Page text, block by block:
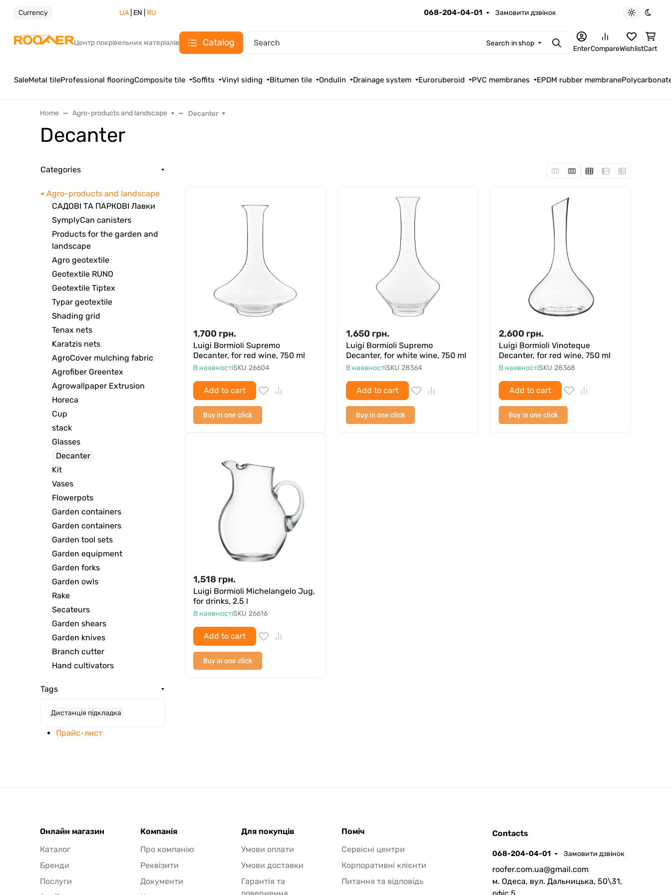
Currency UA| EN | RU 068-204-04-01 Замовити дзвінок
Light theme
Dark
Центр покрівельних матеріалів Catalog Search in shop SearchEnterCompareWishlistCart
SaleMetal tileProfessional flooringComposite tile Soffits Vinyl siding Bitumen tile Ondulin Drainage system Euroruberoid PVC membranes EPDM rubber membrane
Home Agro-products and landscape Decanter
Decanter
Categories
Agro-products and landscape
САДОВІ ТА ПАРКОВІ Лавки
SymplyCan canisters
Products for the garden and
landscape
Agro geotextile
Geotextile RUNO
Geotextile Tiptex
Typar geotextile
Shading grid
Tenax nets
Karatzis nets
AgroCover mulching fabric
Agrofiber Greentex
Agrowallpaper Extrusion
Horeca
Cup
stack
Glasses
Decanter
Kit
Vases
Flowerpots
Garden containers
Garden containers
Garden tool sets
Garden equipment
Garden forks
Garden owls
Rake
Secateurs
Garden shears
Garden knives
Branch cutter
Hand cultivators
Tags
Дистанція підкладка
Прайс-лист
1,700 грн.
Luigi Bormioli Supremo
Decanter, for red wine, 750 ml
В наявностіSKU 26604
Add to cart
Buy in one click
1,650 грн.
Luigi Bormioli Supremo
Decanter, for white wine, 750 ml
В наявностіSKU 28364
Add to cart
Buy in one click
2,600 грн.
Luigi Bormioli Vinoteque
Decanter, for red wine, 750 ml
В наявностіSKU 28368
Add to cart
Buy in one click
1,518 грн.
Luigi Bormioli Michelangelo Jug,
for drinks, 2.5 l
В наявностіSKU 26616
Add to cart
Buy in one click
Онлайн магазин
Каталог
Бренди
Послуги
Компанія
Про компанію
Реквізити
Документи
Для покупців
Умови оплати
Умови доставки
Гарантія та
Поміч
Сервісні центри
Корпоративні клієнти
Питання та відповідь
Contacts
068-204-04-01 Замовити дзвінок
roofer.com.ua@gmail.com
м. Одеса, вул. Дальницька, 50\31,
ROOFER
AI помічник